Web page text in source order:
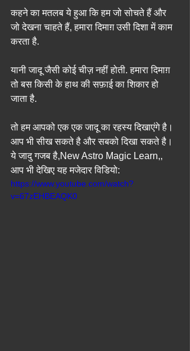
कहने का मतलब ये हुआ कि हम जो सोचते हैं और
जो देखना चाहते हैं, हमारा दिमाग़ उसी दिशा में काम
करता है.
यानी जादू जैसी कोई चीज़ नहीं होती. हमारा दिमाग़
तो बस किसी के हाथ की सफ़ाई का शिकार हो
जाता है.
तो हम आपको एक एक जादू का रहस्य दिखाएंगे है।
आप भी सीख सकते है और सबको दिखा सकते है।
ये जादु गजब है,New Astro Magic Learn,,
आप भी देखिए यह मजेदार विडियो:
https://www.youtube.com/watch?
v=67zEHBEAQK0